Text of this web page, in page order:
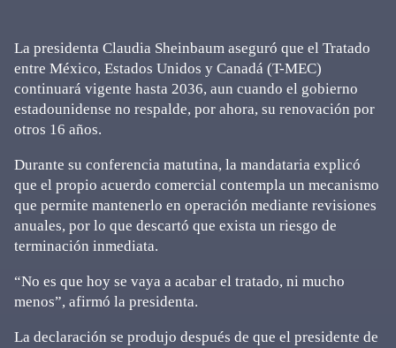
La presidenta Claudia Sheinbaum aseguró que el Tratado
entre México, Estados Unidos y Canadá (T-MEC)
continuará vigente hasta 2036, aun cuando el gobierno
estadounidense no respalde, por ahora, su renovación por
otros 16 años.
Durante su conferencia matutina, la mandataria explicó
que el propio acuerdo comercial contempla un mecanismo
que permite mantenerlo en operación mediante revisiones
anuales, por lo que descartó que exista un riesgo de
terminación inmediata.
“No es que hoy se vaya a acabar el tratado, ni mucho
menos”, afirmó la presidenta.
La declaración se produjo después de que el presidente de